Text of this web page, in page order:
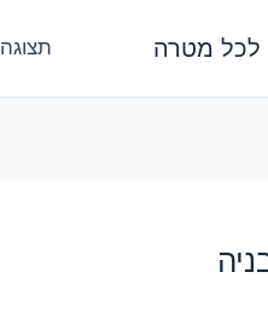
לכל מטרה תצוגה